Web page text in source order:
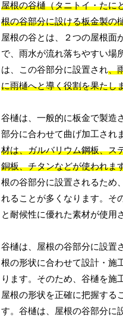
屋根の谷樋（タニトイ・たに
根の谷部分に設ける板金製の
屋根の谷とは、２つの屋根面
で、雨水が流れ落ちやすい場
は、この谷部分に設置され、
に雨樋へと導く役割を果たし
谷樋は、一般的に板金で製造
部分に合わせて曲げ加工され
材は、ガルバリウム鋼板、ス
銅板、チタンなどが使われま
根の谷部分に設置されるため
れることが多くなります。そ
と耐候性に優れた素材が使用
谷樋は、屋根の谷部分に設置
根の形状に合わせて設計・施
ります。そのため、谷樋を施
屋根の形状を正確に把握する
す。谷樋は、屋根の谷部分に